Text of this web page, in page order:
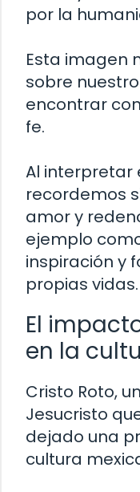
por la
Esta imagen
sobre
encontrar
fe.
Al interpretar
recordemos
amor y
ejemplo
inspiración y
propias vidas.
El
en la
Cristo Roto,
Jesucristo
dejado una
cultura